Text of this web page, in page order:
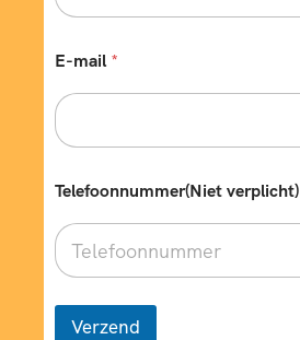
E-mail *
Telefoonnummer(Niet verplicht)
Verzend